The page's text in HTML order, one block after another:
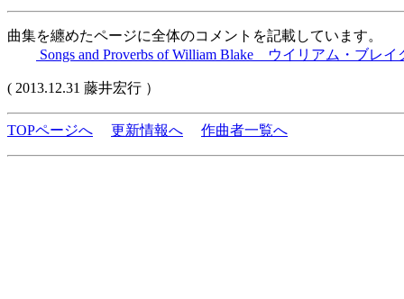
曲集を纏めたページに全体のコメントを記載しています。
Songs and Proverbs of William Blake ウイリアム・ブレ
( 2013.12.31 藤井宏行 ）
TOPページへ 更新情報へ 作曲者一覧へ